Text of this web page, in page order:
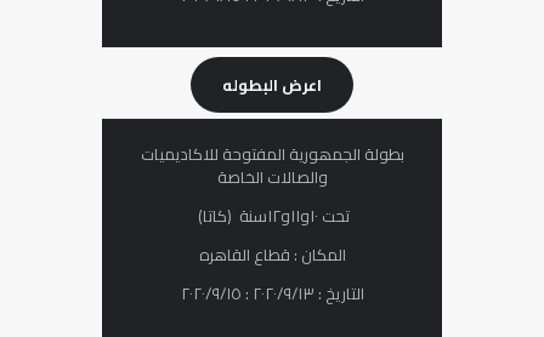
اعرض البطوله
بطولة الجمھوریة المفتوحة للاكادیمیات
والصالات الخاصة
تحت ١٠و١١و١٢سنة (كاتا)
المكان : قطاع القاهره
التاريخ : ٢٠٢٠/٩/١٣ : ٢٠٢٠/٩/١٥